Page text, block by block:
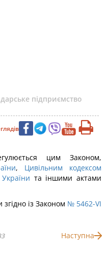
підприємство
цим Законом,
, Цивільним кодексом
та іншими актами
із Законом № 5462-VI
Наступна